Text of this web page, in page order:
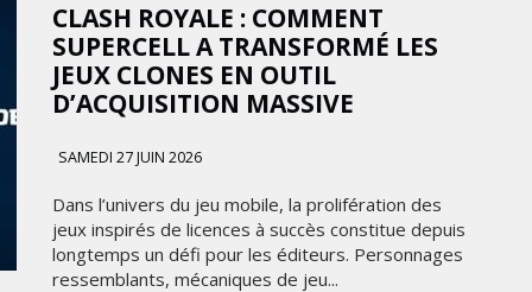
CLASH ROYALE : COMMENT
SUPERCELL A TRANSFORMÉ LES
JEUX CLONES EN OUTIL
D’ACQUISITION MASSIVE
SAMEDI 27 JUIN 2026
Dans l’univers du jeu mobile, la prolifération des
jeux inspirés de licences à succès constitue depuis
longtemps un défi pour les éditeurs. Personnages
ressemblants, mécaniques de jeu...
GITEX AFRICA : LES NOUVELLES
L’INNOVATION AFRICAINE
LUNDI 6 AVRIL 2026